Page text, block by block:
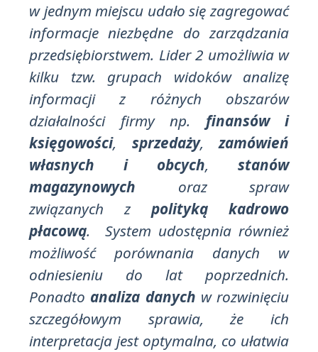
w jednym miejscu udało się zagregować
informacje niezbędne do zarządzania
przedsiębiorstwem. Lider 2 umożliwia w
kilku tzw. grupach widoków analizę
informacji z różnych obszarów
działalności firmy np. finansów i
księgowości, sprzedaży,zamówień
własnych i obcych, stanów
magazynowych oraz spraw
związanych z polityką kadrowo
płacową. System udostępnia również
możliwość porównania danych w
odniesieniu do lat poprzednich.
Ponadto analiza danych w rozwinięciu
szczegółowym sprawia, że ich
interpretacja jest optymalna, co ułatwia